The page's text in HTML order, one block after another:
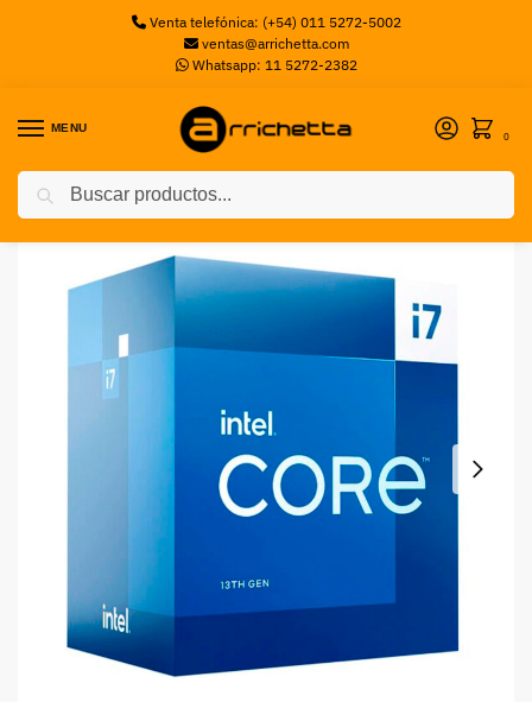
Venta telefónica: (+54) 011 5272-5002
ventas@arrichetta.com
Whatsapp: 11 5272-2382
MENU
0
Inicio Procesadores Intel / Procesador Intel Core CI7-13700